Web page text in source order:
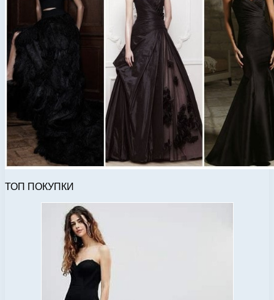
ТОП ПОКУПКИ